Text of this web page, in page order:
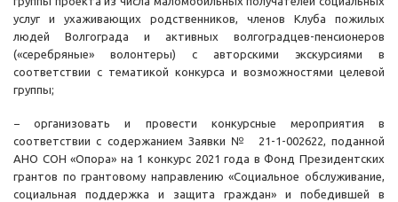
услуг и ухаживающих родственников, членов Клуба пожилых
людей Волгограда и активных волгоградцев-пенсионеров
(«серебряные» волонтеры) с авторскими экскурсиями в
соответствии с тематикой конкурса и возможностями целевой
группы;
− организовать и провести конкурсные мероприятия в
соответствии с содержанием Заявки № 21-1-002622, поданной
АНО СОН «Опора» на 1 конкурс 2021 года в Фонд Президентских
грантов по грантовому направлению «Социальное обслуживание,
социальная поддержка и защита граждан» и победившей в